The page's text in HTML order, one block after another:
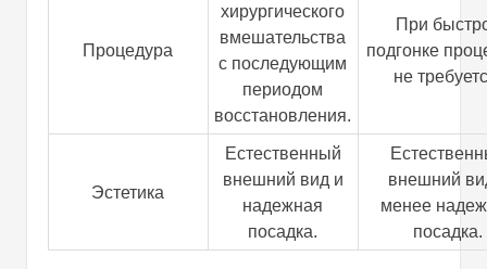
Процедура
хирургического
вмешательства
с последующим
периодом
восстановления.
При
подгонке
не
Эстетика
Естественный
внешний вид и
надежная
посадка.
внешний
менее
посадка.